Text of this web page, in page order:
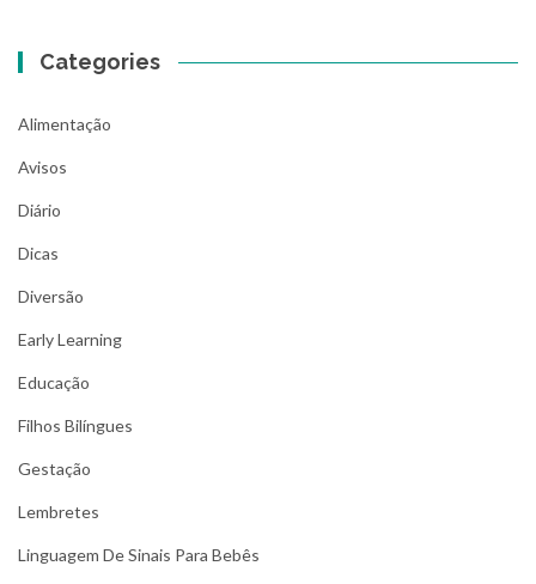
Categories
Alimentação
Avisos
Diário
Dicas
Diversão
Early Learning
Educação
Filhos Bilíngues
Gestação
Lembretes
Linguagem De Sinais Para Bebês